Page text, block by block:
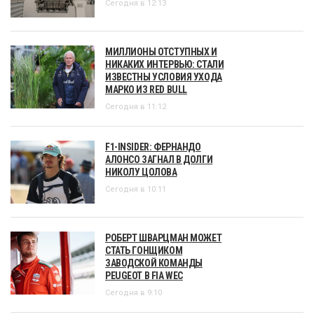
Сегодня в 12:13
МИЛЛИОНЫ ОТСТУПНЫХ И
НИКАКИХ ИНТЕРВЬЮ: СТАЛИ
ИЗВЕСТНЫ УСЛОВИЯ УХОДА
МАРКО ИЗ RED BULL
Сегодня в 11:12
F1-INSIDER: ФЕРНАНДО
АЛОНСО ЗАГНАЛ В ДОЛГИ
НИКОЛУ ЦОЛОВА
Сегодня в 10:11
РОБЕРТ ШВАРЦМАН МОЖЕТ
СТАТЬ ГОНЩИКОМ
ЗАВОДСКОЙ КОМАНДЫ
PEUGEOT В FIA WEC
Сегодня в 9:10